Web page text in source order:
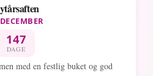
147
DAGE
med en festlig buket og god